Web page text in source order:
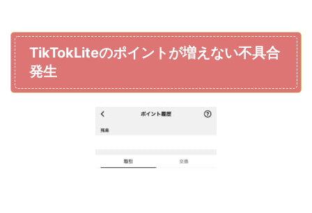
TikTokLiteのポイントが増えない不具合
発生